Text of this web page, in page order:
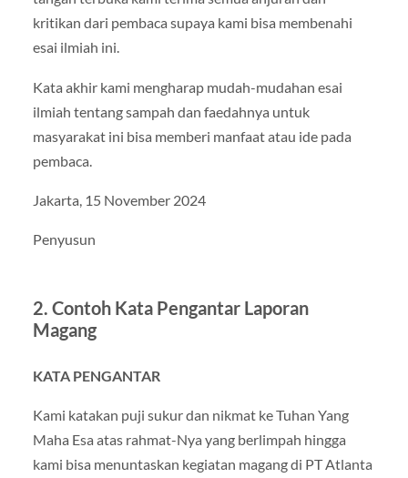
kritikan dari pembaca supaya kami bisa membenahi
esai ilmiah ini.
Kata akhir kami mengharap mudah-mudahan esai
ilmiah tentang sampah dan faedahnya untuk
masyarakat ini bisa memberi manfaat atau ide pada
pembaca.
Jakarta, 15 November 2024
Penyusun
2. Contoh Kata Pengantar Laporan
Magang
KATA PENGANTAR
Kami katakan puji sukur dan nikmat ke Tuhan Yang
Maha Esa atas rahmat-Nya yang berlimpah hingga
kami bisa menuntaskan kegiatan magang di PT Atlanta